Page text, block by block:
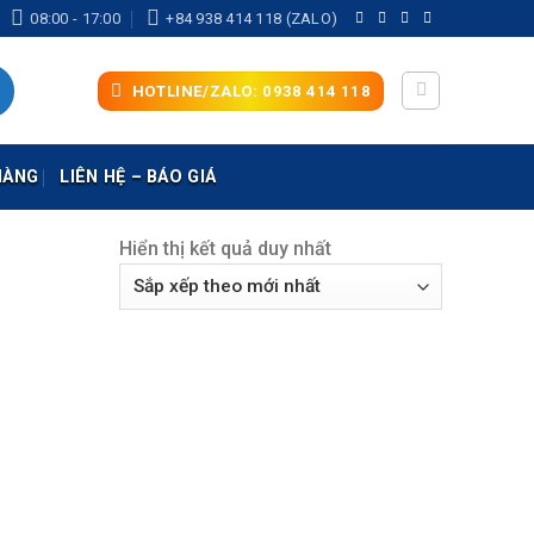
08:00 - 17:00 +84 938 414 118 (ZALO)
HOTLINE/ZALO: 0938 414 118
LIÊN HỆ – BÁO GIÁ
Hiển thị kết quả duy nhất